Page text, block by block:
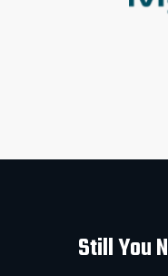
Still You